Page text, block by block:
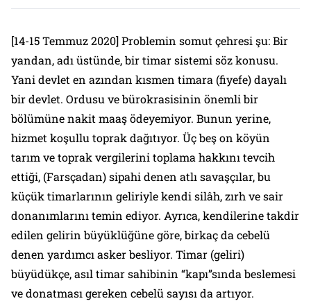
[14-15 Temmuz 2020] Problemin somut çehresi şu: Bir
yandan, adı üstünde, bir timar sistemi söz konusu.
Yani devlet en azından kısmen timara (fiyefe) dayalı
bir devlet. Ordusu ve bürokrasisinin önemli bir
bölümüne nakit maaş ödeyemiyor. Bunun yerine,
hizmet koşullu toprak dağıtıyor. Üç beş on köyün
tarım ve toprak vergilerini toplama hakkını tevcih
ettiği, (Farsçadan)sipahi denen atlı savaşçılar, bu
küçük timarlarının geliriyle kendi silâh, zırh ve sair
donanımlarını temin ediyor. Ayrıca, kendilerine takdir
edilen gelirin büyüklüğüne göre, birkaç da cebelü
denen yardımcı asker besliyor. Timar (geliri)
büyüdükçe, asıl timar sahibinin “kapı”sında beslemesi
ve donatması gereken cebelü sayısı da artıyor.